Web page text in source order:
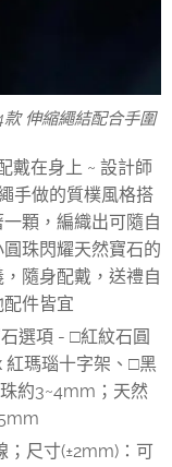
伸縮繩結配合手圍
戴在身上 ~ 設計師
手做的質樸風格搭
顆，編織出可隨自
珠閃耀天然寶石的
隨身配戴，送禮自
件皆宜
選項 - □紅紋石圓
瑪瑙十字架、□黑
約3~4mm；天然
；尺寸(±2mm)：可